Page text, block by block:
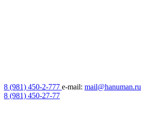
8 (981) 450-2-777 e-mail: mail@hanuman.ru
8 (981) 450-27-77